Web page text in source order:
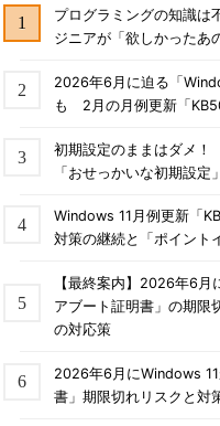
プログラミングの知識
ジニアが「欲しかったあ
2026年6月に迫る「
も 2月の月例更新「
初期設定のままはダメ
「おせっかいな初期設定
Windows 11月例更新「
対策の継続と「ポイント
【最終案内】2026年6
アブート証明書」の期限
の対応策
2026年6月にWindows
書」期限切れリスクと対